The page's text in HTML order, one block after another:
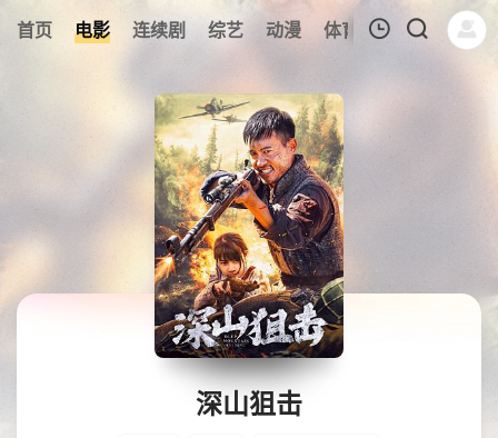
首页 电影 连续剧 综艺 动漫 体育 今日更新
226
热
我的观影记录
暂无观看影片的记录
深山狙击